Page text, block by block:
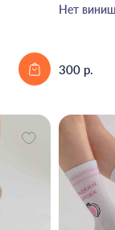
Нет
300 р.